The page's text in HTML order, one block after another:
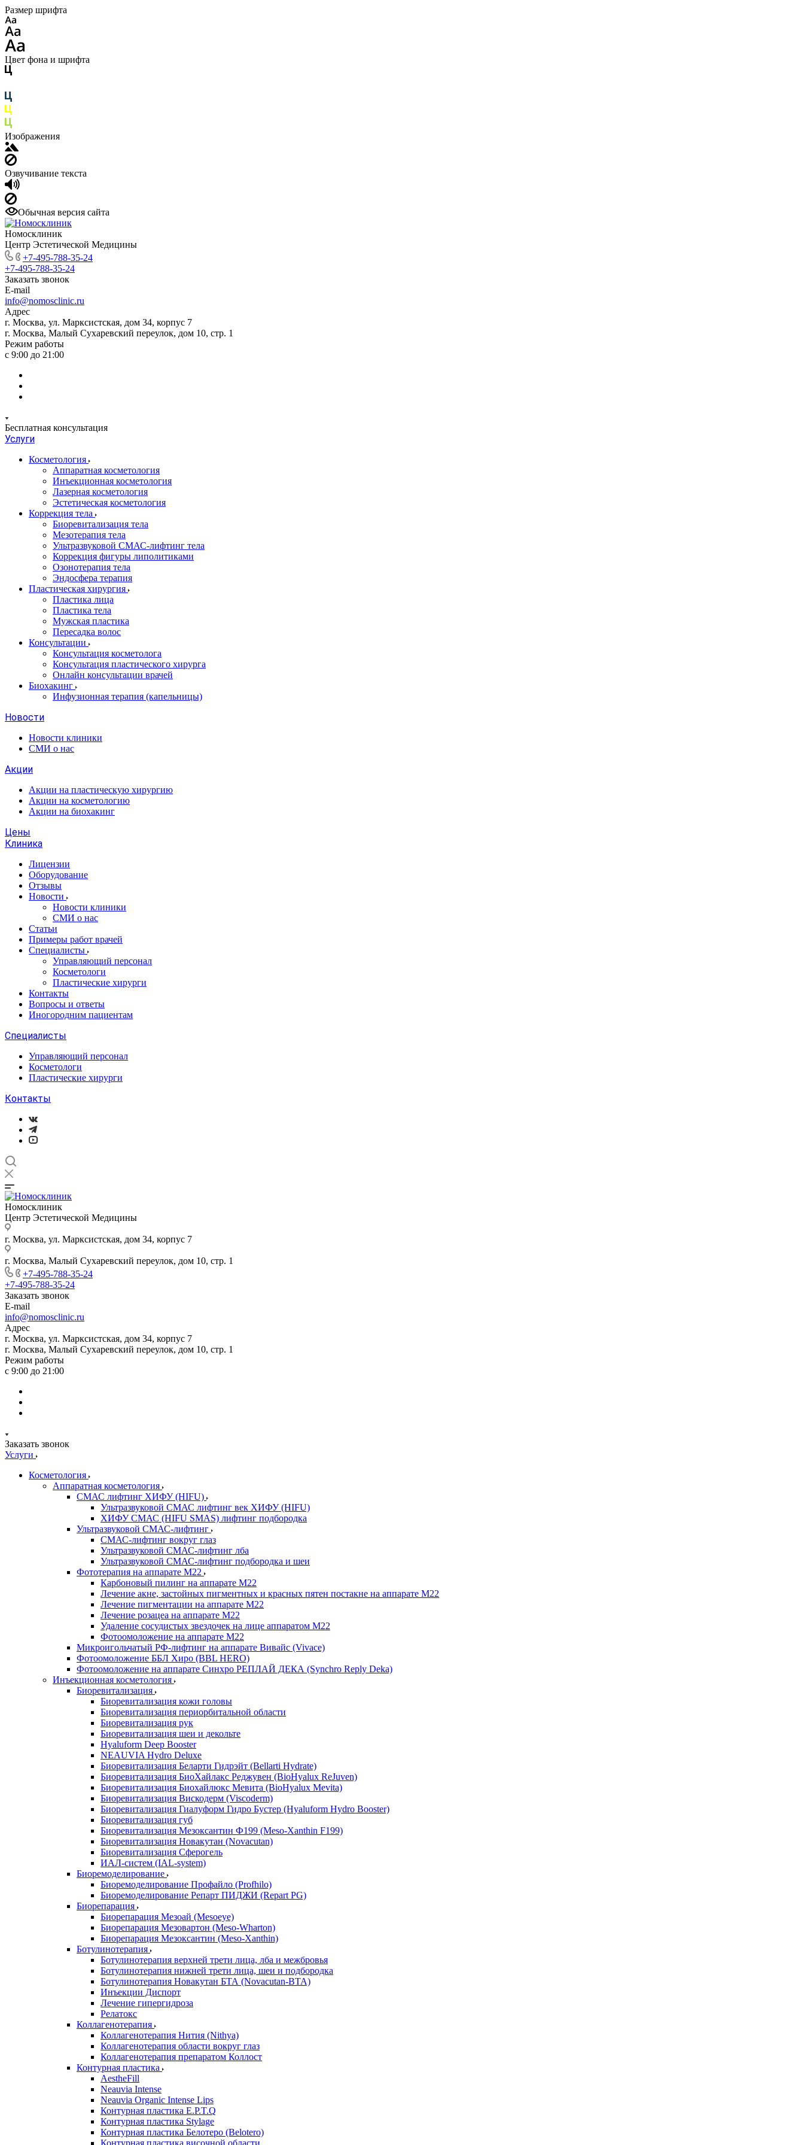
Размер шрифта
Цвет фона и шрифта
Изображения
Озвучивание текста
Обычная версия сайта
Номосклиник
Центр Эстетической Медицины
+7-495-788-35-24
+7-495-788-35-24
Заказать звонок
E-mail
info@nomosclinic.ru
Адрес
г. Москва, ул. Марксистская, дом 34, корпус 7
г. Москва, Малый Сухаревский переулок, дом 10, стр. 1
Режим работы
с 9:00 до 21:00
Бесплатная консультация
Услуги
Косметология
Аппаратная косметология
Инъекционная косметология
Лазерная косметология
Эстетическая косметология
Коррекция тела
Биоревитализация тела
Мезотерапия тела
Ультразвуковой СМАС-лифтинг тела
Коррекция фигуры липолитиками
Озонотерапия тела
Эндосфера терапия
Пластическая хирургия
Пластика лица
Пластика тела
Мужская пластика
Пересадка волос
Консультации
Консультация косметолога
Консультация пластического хирурга
Онлайн консультации врачей
Биохакинг
Инфузионная терапия (капельницы)
Новости
Новости клиники
СМИ о нас
Акции
Акции на пластическую хирургию
Акции на косметологию
Акции на биохакинг
Цены
Клиника
Лицензии
Оборудование
Отзывы
Новости
Новости клиники
СМИ о нас
Статьи
Примеры работ врачей
Специалисты
Управляющий персонал
Косметологи
Пластические хирурги
Контакты
Вопросы и ответы
Иногородним пациентам
Специалисты
Управляющий персонал
Косметологи
Пластические хирурги
Контакты
Номосклиник
Центр Эстетической Медицины
г. Москва, ул. Марксистская, дом 34, корпус 7
г. Москва, Малый Сухаревский переулок, дом 10, стр. 1
+7-495-788-35-24
+7-495-788-35-24
Заказать звонок
E-mail
info@nomosclinic.ru
Адрес
г. Москва, ул. Марксистская, дом 34, корпус 7
г. Москва, Малый Сухаревский переулок, дом 10, стр. 1
Режим работы
с 9:00 до 21:00
Заказать звонок
Услуги
Косметология
Аппаратная косметология
СМАС лифтинг ХИФУ (HIFU)
Ультразвуковой СМАС лифтинг век ХИФУ (HIFU)
ХИФУ СМАС (HIFU SMAS) лифтинг подбородка
Ультразвуковой СМАС-лифтинг
СМАС-лифтинг вокруг глаз
Ультразвуковой СМАС-лифтинг лба
Ультразвуковой СМАС-лифтинг подбородка и шеи
Фототерапия на аппарате M22
Карбоновый пилинг на аппарате М22
Лечение акне, застойных пигментных и красных пятен постакне на аппарате М22
Лечение пигментации на аппарате М22
Лечение розацеа на аппарате М22
Удаление сосудистых звездочек на лице аппаратом М22
Фотоомоложение на аппарате М22
Микроигольчатый РФ-лифтинг на аппарате Вивайс (Vivace)
Фотоомоложение ББЛ Хиро (BBL HERO)
Фотоомоложение на аппарате Синхро РЕПЛАЙ ДЕКА (Synchro Reply Deka)
Инъекционная косметология
Биоревитализация
Биоревитализация кожи головы
Биоревитализация периорбитальной области
Биоревитализация рук
Биоревитализация шеи и декольте
Hyaluform Deep Booster
NEAUVIA Hydro Deluxe
Биоревитализация Беларти Гидрэйт (Bellarti Hydrate)
Биоревитализация БиоХайлакс Реджувен (BioHyalux ReJuven)
Биоревитализация Биохайлюкс Мевита (BioHyalux Mevita)
Биоревитализация Вискодерм (Viscoderm)
Биоревитализация Гиалуформ Гидро Бустер (Hyaluform Hydro Booster)
Биоревитализация губ
Биоревитализация Мезоксантин Ф199 (Meso-Xanthin F199)
Биоревитализация Новакутан (Novacutan)
Биоревитализация Сферогель
ИАЛ-систем (IAL-system)
Биоремоделирование
Биоремоделирование Профайло (Profhilo)
Биоремоделирование Репарт ПИДЖИ (Repart PG)
Биорепарация
Биорепарация Мезоай (Mesoeye)
Биорепарация Мезовартон (Meso-Wharton)
Биорепарация Мезоксантин (Meso-Xanthin)
Ботулинотерапия
Ботулинотерапия верхней трети лица, лба и межбровья
Ботулинотерапия нижней трети лица, шеи и подбородка
Ботулинотерапия Новакутан БТА (Novacutan-BTA)
Инъекции Диспорт
Лечение гипергидроза
Релатокс
Коллагенотерапия
Коллагенотерапия Нития (Nithya)
Коллагенотерапия области вокруг глаз
Коллагенотерапия препаратом Коллост
Контурная пластика
AestheFill
Neauvia Intense
Neauvia Organic Intense Lips
Контурная пластика E.P.T.Q
Контурная пластика Stylage
Контурная пластика Белотеро (Belotero)
Контурная пластика височной области